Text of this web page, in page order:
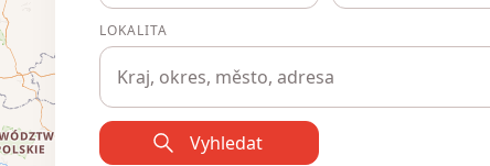
LOKALITA
Vyhledat